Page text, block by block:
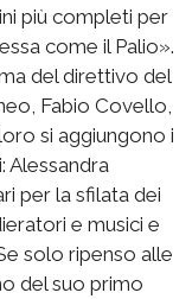
più completi per
come il Palio».
del direttivo del
Fabio Covello,
si aggiungono i
Alessandra
per la sfilata dei
e musici e
solo ripenso alle
del suo primo